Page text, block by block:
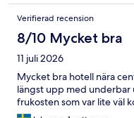
Verifierad recension
8/10 Mycket bra
11 juli 2026
Mycket bra hotell nära
längst upp med underbar
frukosten som var lite väl